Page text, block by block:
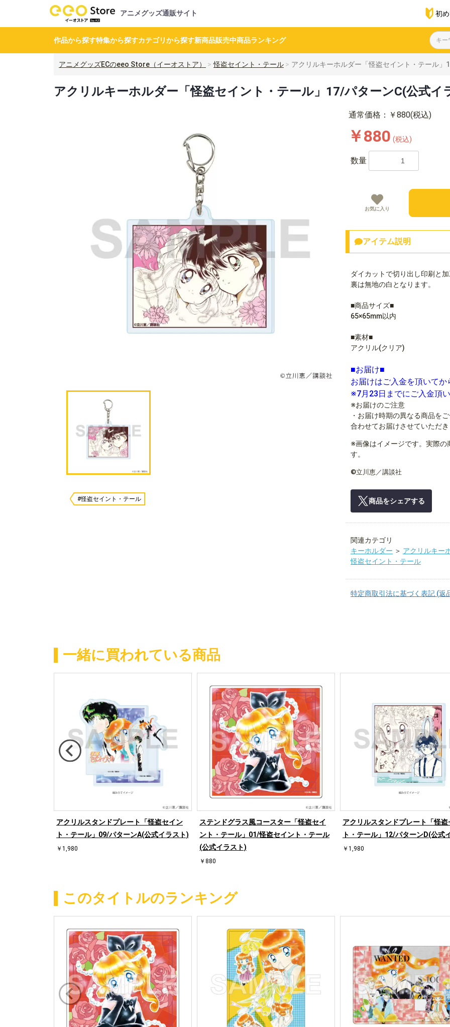
アニメグッズ通販サイト 初
作品から探す特集から探すカテゴリから探す新商品販売中商品ランキング
アニメグッズECのeeo Store（イーオストア） 怪盗セイント・テール アクリルキーホルダー「怪盗セイント・テール」
アクリルキーホルダー「怪盗セイント・テール」17/パターンC(公式イ
#怪盗セイント・テール
通常価格：￥880(税込)
￥880 (税込)
お気に入り
数量
アイテム説明
ダイカットで切り出し印刷と
裏は無地の白となります。
■商品サイズ■
65×65mm以内
■素材■
アクリル(クリア)
■お届け■
お届けはご入金を頂いてか
※7月23日までにご入金頂
※お届けのご注意
・お届け時期の異なる商品を
合わせてお届けさせていただき
※画像はイメージです。実際の
す。
©立川恵／講談社
商品をシェアする
関連カテゴリ
キーホルダー ＞ アクリルキー
怪盗セイント・テール
特定商取引法に基づく表記 (返
一緒に買われている商品
アクリルスタンドプレート「怪盗セイン
ト・テール」09/パターンA(公式イラスト)
￥1,980
ステンドグラス風コースター「怪盗セイ
ント・テール」01/怪盗セイント・テール
(公式イラスト)
￥880
アクリルスタンドプレート「怪盗
ト・テール」12/パターンD(公式
￥1,980
このタイトルのランキング